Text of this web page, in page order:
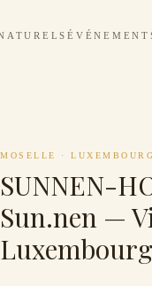
MOSELLE · LUXEMBOURG
SUNNEN-
Sun.nen —